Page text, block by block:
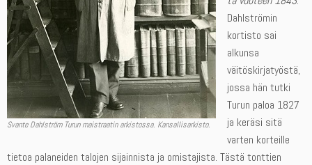
Svante Dahlström Turun maistraatin arkistossa. Kansallisarkisto.
Dahlströmin
kortisto sai
alkunsa
väitöskirjatyöstä,
jossa hän tutki
Turun paloa 1827
ja keräsi sitä
varten korteille
tietoa palaneiden talojen sijainnista ja omistajista. Tästä tonttien